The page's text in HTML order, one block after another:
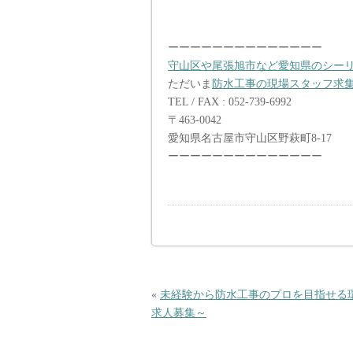
ーーーーーーーーーーーーーー
守山区や尾張旭市など愛知県のシー
ただいま 防水工事の現場スタッフ求
TEL / FAX : 052-739-6992
〒463-0042
愛知県名古屋市守山区野萩町8-17
ーーーーーーーーーーーーーー
« 未経験から防水工事のプロを目指せる
求人募集～